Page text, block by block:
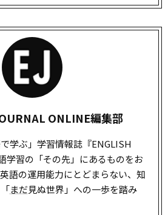
ONLINE編集部
学ぶ」学習情報誌『ENGLISH
学習の「その先」にあるものをお
語の運用能力にとどまらない、知
まだ見ぬ世界」への一歩を踏み